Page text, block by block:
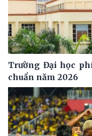
Trường Đại học
chuẩn năm 2026